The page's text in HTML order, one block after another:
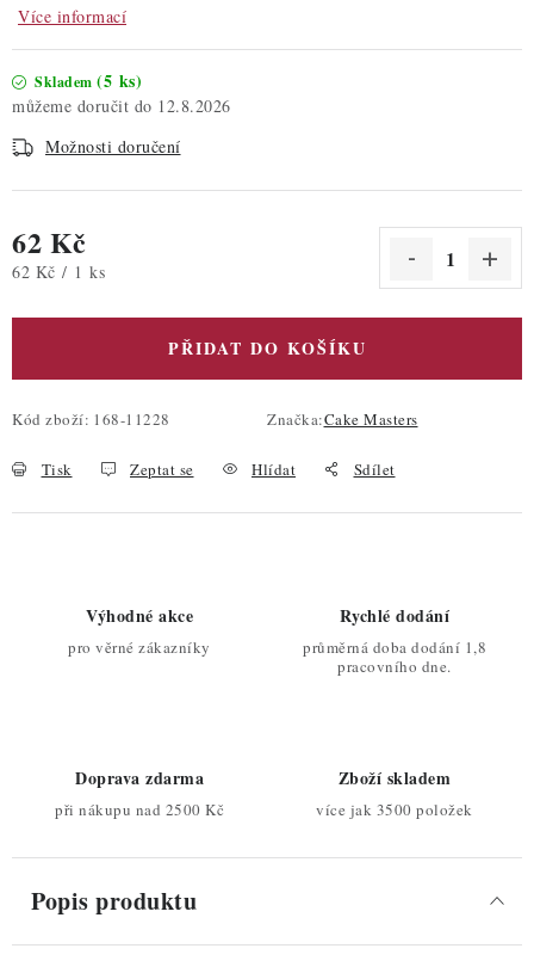
Více informací
Skladem (5 ks)
12.8.2026
Možnosti doručení
62 Kč
Měrná cena:
62 Kč / 1 ks
PŘIDAT DO KOŠÍKU
Kód zboží: 168-11228 Značka:Cake Masters
Tisk Zeptat se Hlídat Sdílet
Výhodné akce
pro věrné zákazníky
Rychlé dodání
průměrná doba dodání 1,8
pracovního dne.
Doprava zdarma
při nákupu nad 2500 Kč
Zboží skladem
více jak 3500 položek
Popis produktu